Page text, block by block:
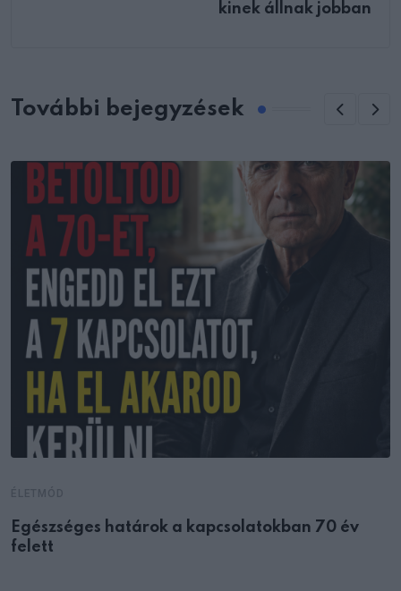
kinek állnak jobban
További bejegyzések
Egészséges határok a kapcsolatokban 70 év
felett